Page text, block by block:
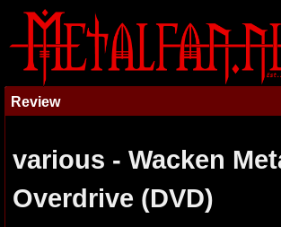
Review
various - Wacken
Overdrive (DVD)